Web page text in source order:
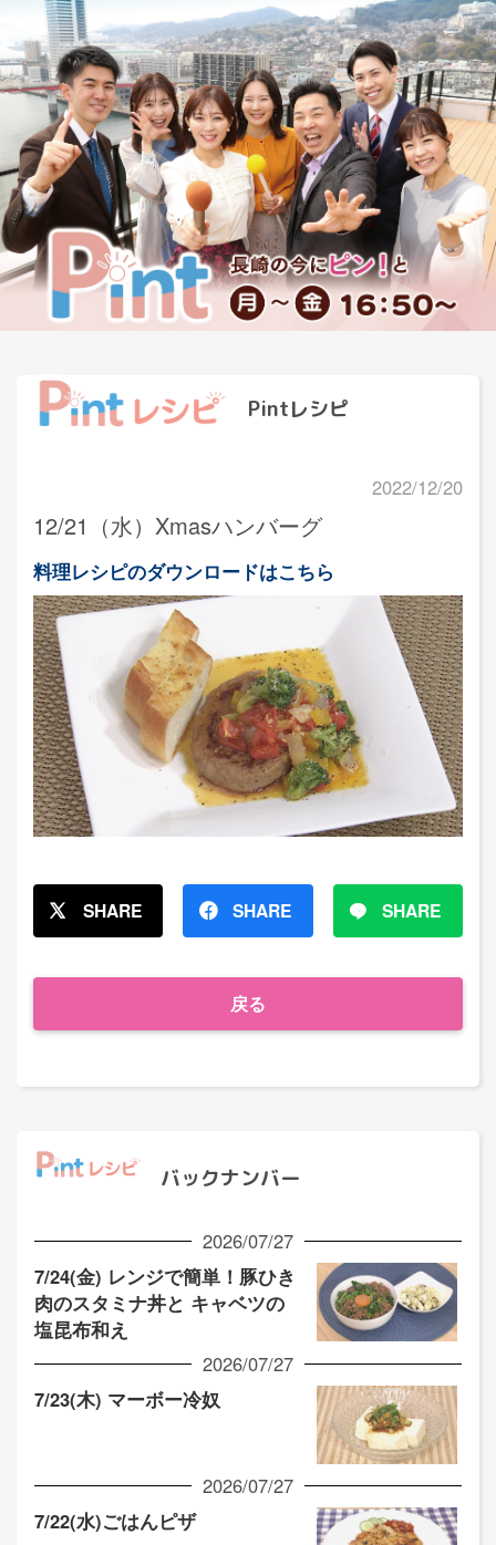
Pintレシピ
2022/12/20
12/21（水）Xmasハンバーグ
料理レシピのダウンロードはこちら
SHARE SHARE SHARE
戻る
バックナンバー
2026/07/27
7/24(金) レンジで簡単！豚ひき
肉のスタミナ丼と キャベツの
塩昆布和え
2026/07/27
7/23(木) マーボー冷奴
2026/07/27
7/22(水)ごはんピザ